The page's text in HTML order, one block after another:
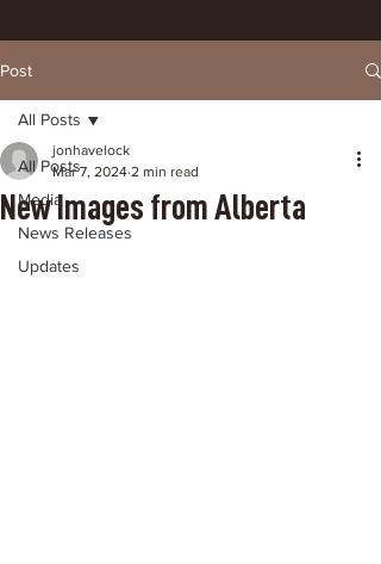
Post
All Posts
Media
News Releases
Updates
All Posts
New Images from Alberta
jonhavelock
Mar 7, 2024 2 min read